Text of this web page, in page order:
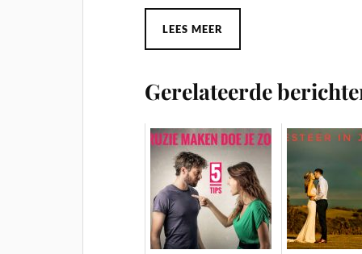
LEES MEER
Gerelateerde